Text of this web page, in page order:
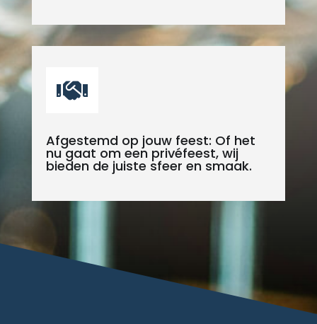

Afgestemd op jouw feest: Of het
nu gaat om een privéfeest, wij
bieden de juiste sfeer en smaak.